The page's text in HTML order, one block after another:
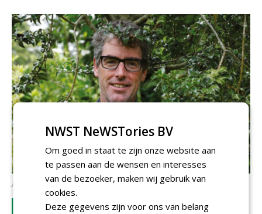
Jaap Smit
LEES OOK
NWST NeWSTories BV
Om goed in staat te zijn onze website aan
te passen aan de wensen en interesses
van de bezoeker, maken wij gebruik van
cookies.
Deze gegevens zijn voor ons van belang